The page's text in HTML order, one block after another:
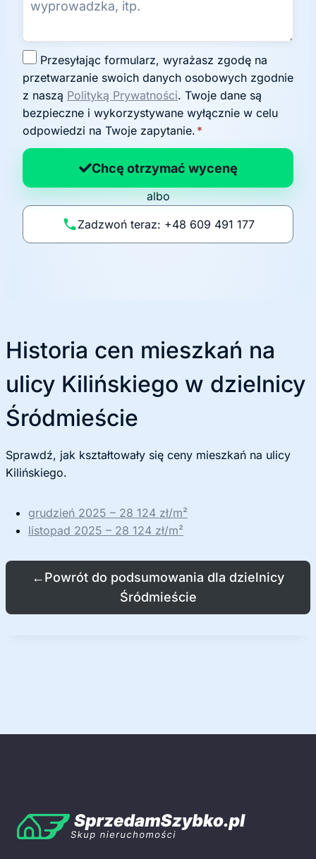
g
o
d
a
n
p
li
t
przetwarzanie swoich danych osobowych zgodnie
z naszą Polityką Prywatności. Twoje dane są
bezpieczne i wykorzystywane wyłącznie w celu
odpowiedzi na Twoje zapytanie. *
Chcę otrzymać wycenę
albo
Zadzwoń teraz: +48 609 491 177
Historia cen mieszkań na
ulicy Kilińskiego w dzielnicy
Śródmieście
Sprawdź, jak kształtowały się ceny mieszkań na ulicy
Kilińskiego.
grudzień 2025 – 28 124 zł/m²
listopad 2025 – 28 124 zł/m²
←Powrót do podsumowania dla dzielnicy
Śródmieście